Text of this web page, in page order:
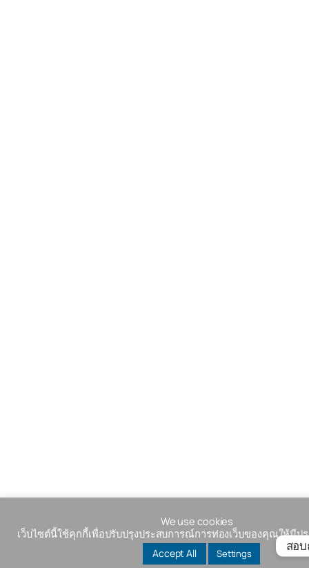
We use cookies
เว็บไซต์นี้ใช้คุกกี้เพื่อปรับปรุงประสบการณ์การท่องเว็บของคุณให้มีป
Accept All Settings
สอ